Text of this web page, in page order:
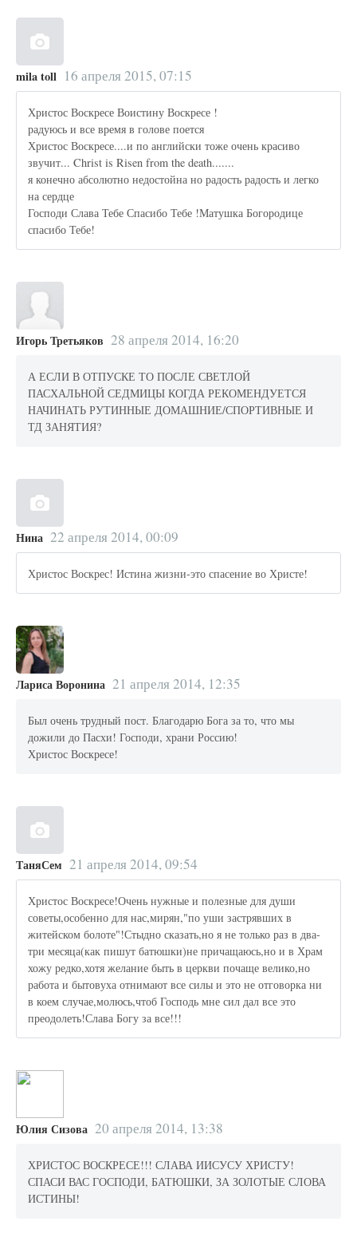
mila toll 16 апреля 2015, 07:15
Христос Воскресе Воистину Воскресе !
радуюсь и все время в голове поется
Христос Воскресе....и по английски тоже очень красиво
звучит... Christ is Risen from the death.......
я конечно абсолютно недостойна но радость радость и легко
на сердце
Господи Слава Тебе Спасибо Тебе !Матушка Богородице
спасибо Тебе!
Игорь Третьяков 28 апреля 2014, 16:20
А ЕСЛИ В ОТПУСКЕ ТО ПОСЛЕ СВЕТЛОЙ
ПАСХАЛЬНОЙ СЕДМИЦЫ КОГДА РЕКОМЕНДУЕТСЯ
НАЧИНАТЬ РУТИННЫЕ ДОМАШНИЕ/СПОРТИВНЫЕ И
ТД ЗАНЯТИЯ?
Нина 22 апреля 2014, 00:09
Христос Воскрес! Истина жизни-это спасение во Христе!
Лариса Воронина 21 апреля 2014, 12:35
Был очень трудный пост. Благодарю Бога за то, что мы
дожили до Пасхи! Господи, храни Россию!
Христос Воскресе!
ТаняСем 21 апреля 2014, 09:54
Христос Воскресе!Очень нужные и полезные для души
советы,особенно для нас,мирян,"по уши застрявших в
житейском болоте"!Стыдно сказать,но я не только раз в два-
три месяца(как пишут батюшки)не причащаюсь,но и в Храм
хожу редко,хотя желание быть в церкви почаще велико,но
работа и бытовуха отнимают все силы и это не отговорка ни
в коем случае,молюсь,чтоб Господь мне сил дал все это
преодолеть!Слава Богу за все!!!
Юлия Сизова 20 апреля 2014, 13:38
ХРИСТОС ВОСКРЕСЕ!!! СЛАВА ИИСУСУ ХРИСТУ!
СПАСИ ВАС ГОСПОДИ, БАТЮШКИ, ЗА ЗОЛОТЫЕ СЛОВА
ИСТИНЫ!